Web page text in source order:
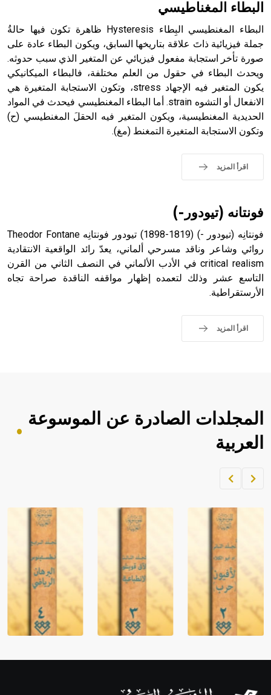
- هل تعلم أن أبجر Abgar اسم معروف جيداً يعود إلى عدد من
الملوك الذين حكموا مدينة إديسا (الرها) من أبجر الأول وحتى
التاسع، وهم ينتسبون إلى أسرة أوسروين
sign تكتب منفصلة غير متصلة، وتعتمد المبدأ الأكوروفوني،
البطاء المغناطيسي
البطاء المغنطيسي البِطاء Hysteresis ظاهرة تكون فيها حالةُ
جملة فيزيائية ذاتَ علاقة بتاريخها السابق، ويكون البطاء عادة على
صورة تأخر استجابة مفعول فيزيائي عن المتغير الذي سبب حدوثه.
ويحدث البطاء في حقول من العلم مختلفة، فالبطاء الميكانيكي
يكون المتغير فيه الإجهاد stress، وتكون الاستجابة المتغيرة هي
الانفعال أو التشوه strain. أما البطاء المغنطيسي فيحدث في المواد
الحديدية المغنطيسية، ويكون المتغير فيه الحقلَ المغنطيسي (ح)
وتكون الاستجابة المتغيرة التمغنط (مغ).
اقرأ المزيد
فونتانه (تيودور-)
فونتانِه (تيودور -) (1819-1898) تيودور فونتانِه Theodor Fontane
روائي وشاعر وناقد مسرحي ألماني، يعدّ رائد الواقعية الانتقادية
critical realism في الأدب الألماني في النصف الثاني من القرن
التاسع عشر وذلك لتعمده إظهار مواقفه الناقدة صراحة تجاه
الأرستقراطية.
اقرأ المزيد
المجلدات الصادرة عن الموسوعة
العربية